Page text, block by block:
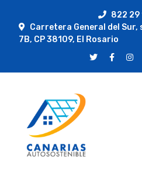
822 29
Carretera General del
7B, CP 38109, El Rosario